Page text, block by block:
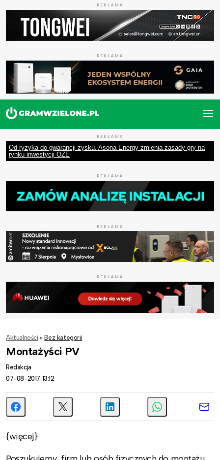
REKLAMA
REKLAMA
REKLAMA
Od ryzyka do gwarancji zysku. Asona Energy zmienia zasady gry na
rynku inwestycji OZE
REKLAMA
REKLAMA
REKLAMA
Aktualności » Bez kategorii
Montażyści PV
Redakcja
07-08-2017 13:12
{więcej}